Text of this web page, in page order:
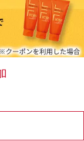
トニングライン
クトライン TOP